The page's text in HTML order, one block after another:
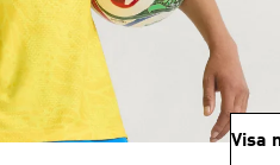
Visa